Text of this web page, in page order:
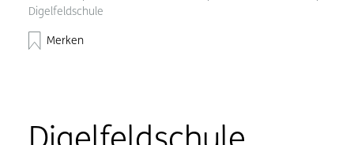
Digelfeldschule
Merken